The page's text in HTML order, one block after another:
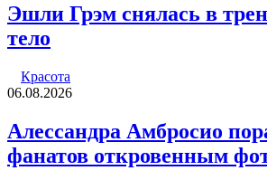
Эшли Грэм снялась в
тело
Красота
06.08.2026
Алессандра Амбросио
фанатов откровенным